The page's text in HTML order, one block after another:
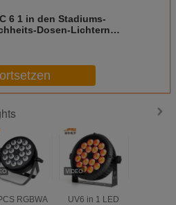
6 1 in den Stadiums-
Dosen-Lichtern
RGBWA
18x18w RGBWA
UV6 in 1 LED